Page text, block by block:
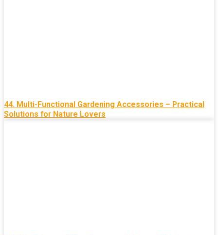
44. Multi-Functional Gardening Accessories – Practical
Solutions for Nature Lovers